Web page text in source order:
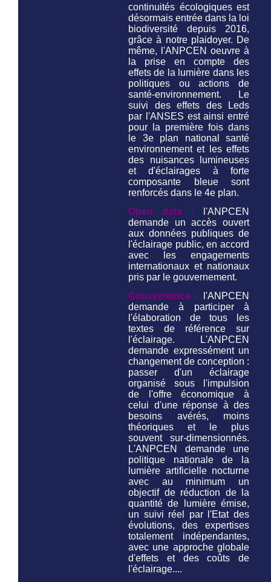
continuités écologiques est
désormais entrée dans la loi
biodiversité depuis 2016,
grâce à notre plaidoyer. De
même, l'ANPCEN oeuvre à
la prise en compte des
effets de la lumière dans les
politiques ou actions de
santé-environnement. Le
suivi des effets des Leds
par l'ANSES est ainsi entré
pour la première fois dans
le 3e plan national santé
environnement et les effets
des nuisances lumineuses
et d'éclairages à forte
composante bleue sont
renforcés dans le 4e plan.
Open data : l'ANPCEN
demande un accès ouvert
aux données publiques de
l'éclairage public, en accord
avec les engagements
internationaux et nationaux
pris par le gouvernement.
Gouvernance :
l'ANPCEN
demande à participer à
l'élaboration de tous les
textes de référence sur
l'éclairage. L'ANPCEN
demande expressément un
changement de conception :
passer d'un éclairage
organisé sous l'impulsion
de l'offre économique à
celui d'une réponse à des
besoins avérés, moins
théoriques et le plus
souvent sur-dimensionnés.
L'ANPCEN demande une
politique nationale de la
lumière artificielle nocturne
avec au minimum un
objectif de réduction de la
quantité de lumière émise,
un suivi réel par l'Etat des
évolutions, des expertises
totalement indépendantes,
avec une approche globale
d'effets et des coûts de
l'éclairage....